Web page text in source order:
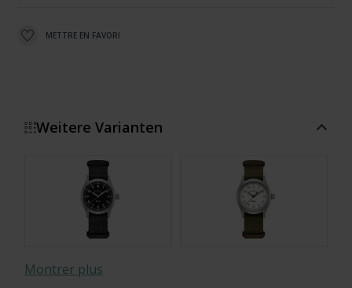
METTRE EN FAVORI
Weitere Varianten
Montrer plus